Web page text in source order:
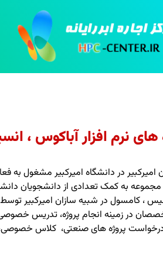
های نرم افزار آباکوس ،
در دانشگاه امیرکبیر مشغول
به کمک تعدادی از دانشجویان
، کامسول در شبیه سازان امیرکبیر
پروژه های صنعتی، کلاس